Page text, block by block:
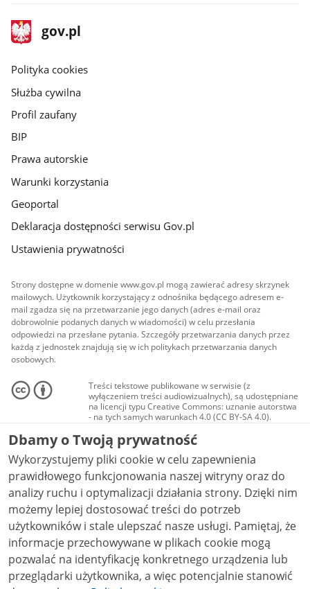
stopka
gov.pl
Strona
gov.pl
gov.pl
Polityka cookies
Służba cywilna
Profil zaufany
BIP
Prawa autorskie
Warunki korzystania
Geoportal
Deklaracja dostępności serwisu Gov.pl
Ustawienia prywatności
Strony dostępne w domenie www.gov.pl mogą zawierać adresy skrzynek
mailowych. Użytkownik korzystający z odnośnika będącego adresem e-
mail zgadza się na przetwarzanie jego danych (adres e-mail oraz
dobrowolnie podanych danych w wiadomości) w celu przesłania
odpowiedzi na przesłane pytania. Szczegóły przetwarzania danych przez
każdą z jednostek znajdują się w ich politykach przetwarzania danych
osobowych.
Treści tekstowe publikowane w serwisie (z
wyłączeniem treści audiowizualnych), są udostępniane
na licencji typu Creative Commons: uznanie autorstwa
- na tych samych warunkach 4.0 (CC BY-SA 4.0).
Materiały audiowizualne, w tym zdjęcia, materiały
audio i wideo, są udostępniane na licencji typu
Creative Commons: uznanie autorstwa użycie
niekomercyjne - bez utworów zależnych 4.0 (CC BY-
NC-ND 4.0), o ile nie jest to stwierdzone inaczej.
Dbamy o Twoją prywatność
Wykorzystujemy pliki cookie w celu zapewnienia
prawidłowego funkcjonowania naszej witryny oraz do
analizy ruchu i optymalizacji działania strony. Dzięki nim
możemy lepiej dostosować treści do potrzeb
użytkowników i stale ulepszać nasze usługi. Pamiętaj, że
informacje przechowywane w plikach cookie mogą
pozwalać na identyfikację konkretnego urządzenia lub
przeglądarki użytkownika, a więc potencjalnie stanowić